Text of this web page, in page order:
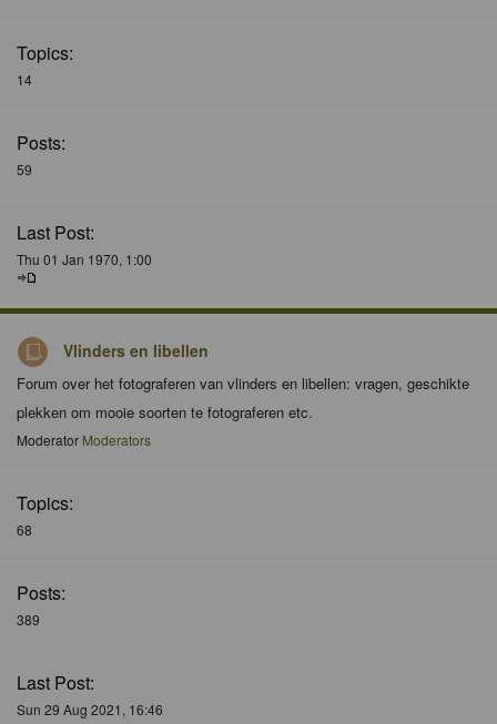
Topics:
14
Posts:
59
Last Post:
Thu 01 Jan 1970, 1:00
Vlinders en libellen
Forum over het fotograferen van vlinders en libellen: vragen, geschikte
plekken om mooie soorten te fotograferen etc.
Moderator Moderators
Topics:
68
Posts:
389
Last Post:
Sun 29 Aug 2021, 16:46